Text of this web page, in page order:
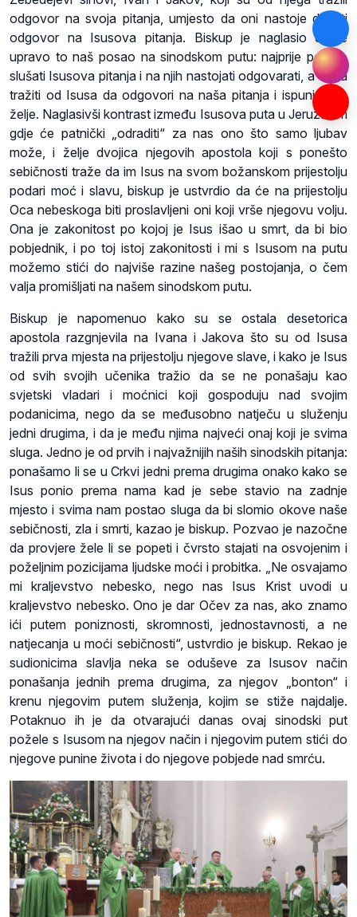
odgovor na svoja pitanja, umjesto da oni nastoje davati
odgovor na Isusova pitanja. Biskup je naglasio da je
upravo to naš posao na sinodskom putu: najprije pomno
slušati Isusova pitanja i na njih nastojati odgovarati, a onda
tražiti od Isusa da odgovori na naša pitanja i ispuni naše
želje. Naglasivši kontrast između Isusova puta u Jeruzalem
gdje će patnički „odraditi“ za nas ono što samo ljubav
može, i želje dvojica njegovih apostola koji s ponešto
sebičnosti traže da im Isus na svom božanskom prijestolju
podari moć i slavu, biskup je ustvrdio da će na prijestolju
Oca nebeskoga biti proslavljeni oni koji vrše njegovu volju.
Ona je zakonitost po kojoj je Isus išao u smrt, da bi bio
pobjednik, i po toj istoj zakonitosti i mi s Isusom na putu
možemo stići do najviše razine našeg postojanja, o čem
valja promišljati na našem sinodskom putu.
Biskup je napomenuo kako su se ostala desetorica
apostola razgnjevila na Ivana i Jakova što su od Isusa
tražili prva mjesta na prijestolju njegove slave, i kako je Isus
od svih svojih učenika tražio da se ne ponašaju kao
svjetski vladari i moćnici koji gospoduju nad svojim
podanicima, nego da se međusobno natječu u služenju
jedni drugima, i da je među njima najveći onaj koji je svima
sluga. Jedno je od prvih i najvažnijih naših sinodskih pitanja:
ponašamo li se u Crkvi jedni prema drugima onako kako se
Isus ponio prema nama kad je sebe stavio na zadnje
mjesto i svima nam postao sluga da bi slomio okove naše
sebičnosti, zla i smrti, kazao je biskup. Pozvao je nazočne
da provjere žele li se popeti i čvrsto stajati na osvojenim i
poželjnim pozicijama ljudske moći i probitka. „Ne osvajamo
mi kraljevstvo nebesko, nego nas Isus Krist uvodi u
kraljevstvo nebesko. Ono je dar Očev za nas, ako znamo
ići putem poniznosti, skromnosti, jednostavnosti, a ne
natjecanja u moći sebičnosti“, ustvrdio je biskup. Rekao je
sudionicima slavlja neka se oduševe za Isusov način
ponašanja jednih prema drugima, za njegov „bonton“ i
krenu njegovim putem služenja, kojim se stiže najdalje.
Potaknuo ih je da otvarajući danas ovaj sinodski put
požele s Isusom na njegov način i njegovim putem stići do
njegove punine života i do njegove pobjede nad smrću.